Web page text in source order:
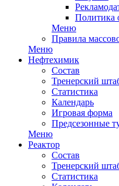
Политика
Меню
Правила
Меню
Нефтехимик
Состав
Тренерский
Статистика
Календарь
Игровая форма
Предсезонные
Меню
Реактор
Состав
Тренерский
Статистика